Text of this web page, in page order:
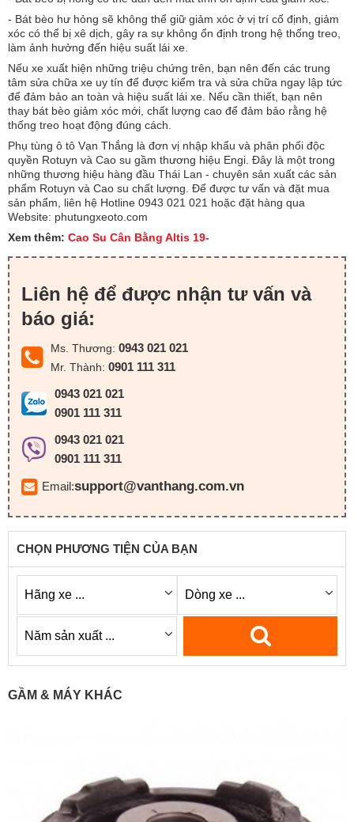
- Bát bèo hư hỏng sẽ không thể giữ giảm xóc ở vị trí cố định, giảm
xóc có thể bị xê dịch, gây ra sự không ổn định trong hệ thống treo,
làm ảnh hưởng đến hiệu suất lái xe.
Nếu xe xuất hiện những triệu chứng trên, bạn nên đến các trung
tâm sửa chữa xe uy tín để được kiểm tra và sửa chữa ngay lập tức
để đảm bảo an toàn và hiệu suất lái xe. Nếu cần thiết, bạn nên
thay bát bèo giảm xóc mới, chất lượng cao để đảm bảo rằng hệ
thống treo hoạt động đúng cách.
Phụ tùng ô tô Vạn Thắng là đơn vị nhập khẩu và phân phối độc
quyền Rotuyn và Cao su gầm thương hiệu Engi. Đây là một trong
những thương hiệu hàng đầu Thái Lan - chuyên sản xuất các sản
phẩm Rotuyn và Cao su chất lượng. Để được tư vấn và đặt mua
sản phẩm, liên hệ Hotline 0943 021 021 hoặc đặt hàng qua
Website: phutungxeoto.com
Xem thêm: Cao Su Cân Bằng Altis 19-
Liên hệ để được nhận tư vấn và
báo giá:
Ms. Thương: 0943 021 021
Mr. Thành: 0901 111 311
0943 021 021
0901 111 311
0943 021 021
0901 111 311
Email:support@vanthang.com.vn
CHỌN PHƯƠNG TIỆN CỦA BẠN
GẦM & MÁY KHÁC